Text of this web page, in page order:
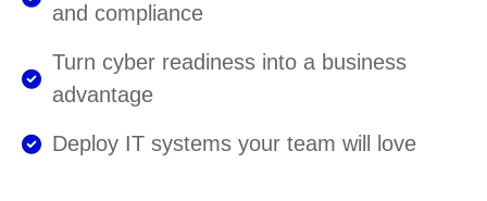
and compliance
Turn cyber readiness into a business
advantage
Deploy IT systems your team will love